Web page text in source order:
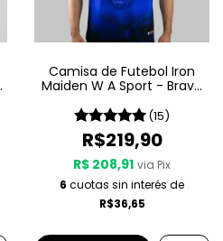
Camisa de Futebol Iron
Maiden W A Sport - Brave
(15)
R$219,90
R$ 208,91 via Pix
6 cuotas sin interés de
R$36,65